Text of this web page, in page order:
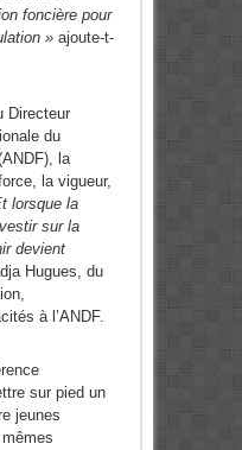
foncière pour
»ajoute-t-
Directeur
du
la
la vigueur,
lorsque la
sur la
devient
Hugues, du
à l’ANDF.
sur pied un
jeunes